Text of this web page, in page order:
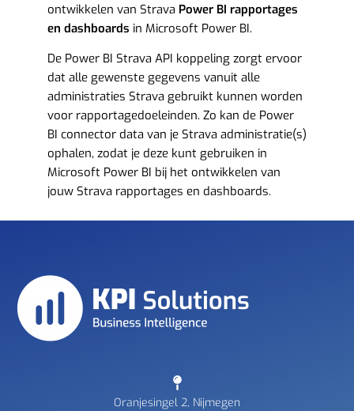
ontwikkelen van Strava Power BI rapportages
en dashboards in Microsoft Power BI.
De Power BI Strava API koppeling zorgt ervoor
dat alle gewenste gegevens vanuit alle
administraties Strava gebruikt kunnen worden
voor rapportagedoeleinden. Zo kan de Power
BI connector data van je Strava administratie(s)
ophalen, zodat je deze kunt gebruiken in
Microsoft Power BI bij het ontwikkelen van
jouw Strava rapportages en dashboards.
Oranjesingel 2, Nijmegen